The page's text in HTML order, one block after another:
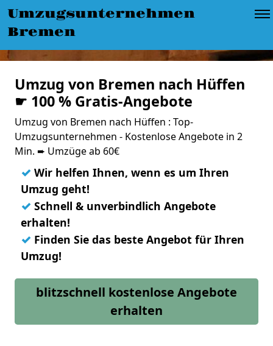
Umzugsunternehmen
Bremen
Umzug von Bremen nach Hüffen
☛ 100 % Gratis-Angebote
Umzug von Bremen nach Hüffen : Top-
Umzugsunternehmen - Kostenlose Angebote in 2
Min. ➨ Umzüge ab 60€
✓ Wir helfen Ihnen, wenn es um Ihren
Umzug geht!
✓ Schnell & unverbindlich Angebote
erhalten!
✓ Finden Sie das beste Angebot für Ihren
Umzug!
blitzschnell kostenlose Angebote
erhalten